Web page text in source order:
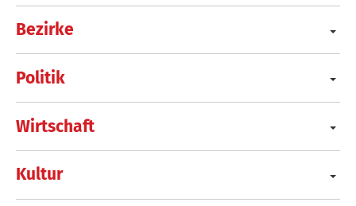
Bezirke
Politik
Wirtschaft
Kultur